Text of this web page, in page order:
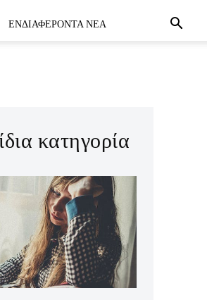
ΕΝΔΙΑΦΈΡΟΝΤΑ ΝΈΑ
κατηγορία